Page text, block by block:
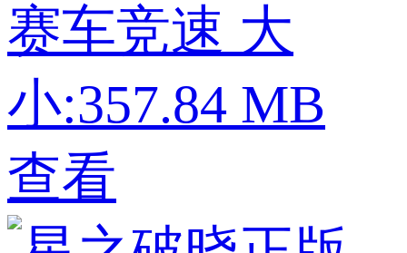
赛车竞速 大
小:357.84 MB
查看